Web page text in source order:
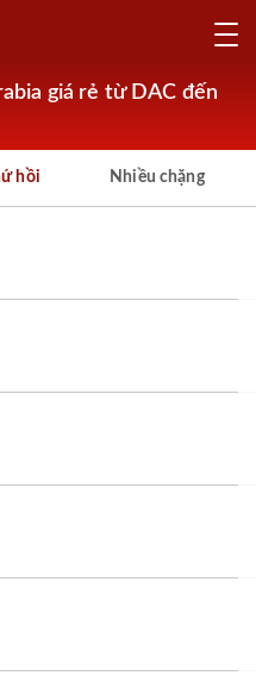
giá rẻ từ DAC đến
hồi Nhiều chặng